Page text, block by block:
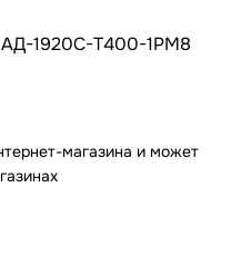
АД-1920С-Т400-1РМ8
магазина и может